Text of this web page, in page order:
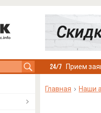
Прием
Главная Наши